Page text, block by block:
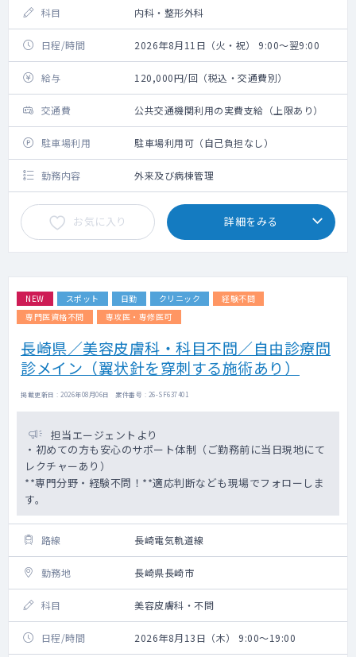
科目 内科・整形外科
日程/時間 2026年8月11日（火・祝） 9:00～翌9:00
給与 120,000円/回（税込・交通費別）
交通費 公共交通機関利用の実費支給（上限あり）
駐車場利用 駐車場利用可（自己負担なし）
勤務内容 外来及び病棟管理
お気に入り 詳細をみる
NEW スポット 日勤 クリニック
経験不問
専門医資格不問
専攻医・専修医可
長崎県／美容皮膚科・科目不問／自由診療問
診メイン（翼状針を穿刺する施術あり）
掲載更新日 : 2026年08月06日 案件番号 : 26-SF637401
担当エージェントより
・初めての方も安心のサポート体制（ご勤務前に当日現地にて
レクチャーあり）
**専門分野・経験不問！**適応判断なども現場でフォローしま
す。
路線 長崎電気軌道線
勤務地 長崎県長崎市
科目 美容皮膚科・不問
日程/時間 2026年8月13日（木） 9:00～19:00